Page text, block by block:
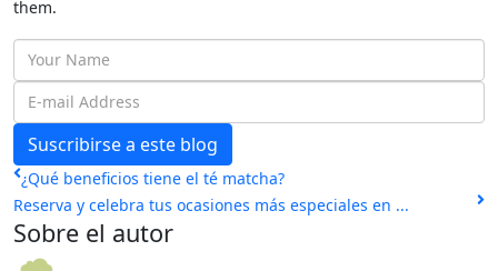
them.
Your
Name
mail
Address
Suscribirse a este blog
¿Qué beneficios tiene el té matcha?
Reserva y celebra tus ocasiones más especiales en ...
Sobre el autor